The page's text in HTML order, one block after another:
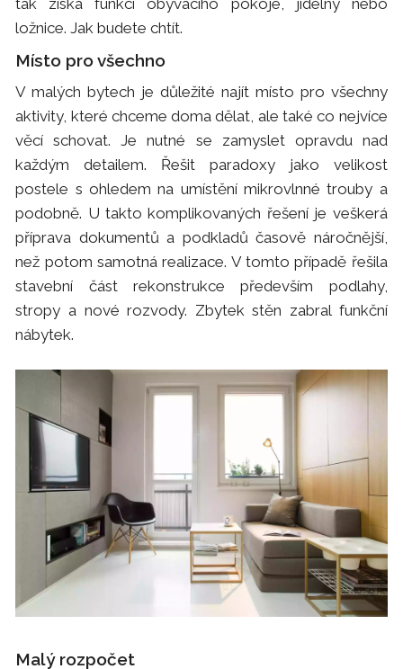
ložnice. Jak budete chtít.
Místo pro všechno
V malých bytech je důležité najít místo pro všechny
aktivity, které chceme doma dělat, ale také co nejvíce
věcí schovat. Je nutné se zamyslet opravdu nad
každým detailem. Řešit paradoxy jako velikost
postele s ohledem na umístění mikrovlnné trouby a
podobně. U takto komplikovaných řešení je veškerá
příprava dokumentů a podkladů časově náročnější,
než potom samotná realizace. V tomto případě řešila
stavební část rekonstrukce především podlahy,
stropy a nové rozvody. Zbytek stěn zabral funkční
nábytek.
Malý rozpočet